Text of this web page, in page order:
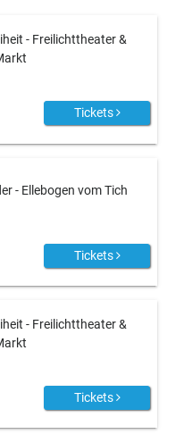
- Freilichttheater &
Tickets
- Ellebogen vom Tich
Tickets
- Freilichttheater &
Tickets